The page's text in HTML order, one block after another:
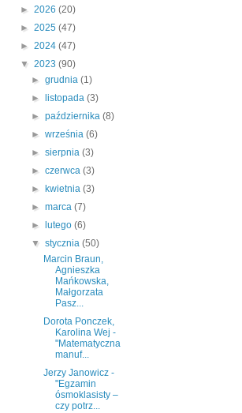
► 2026 (20)
► 2025 (47)
► 2024 (47)
▼ 2023 (90)
►grudnia(1)
►
listopada(3)
►października(8)
►września(6)
►sierpnia(3)
►czerwca(3)
►
kwietnia(3)
►marca(7)
►
lutego(6)
▼stycznia(50)
Marcin Braun,
Agnieszka
Mańkowska,
Małgorzata
Pasz...
Dorota Ponczek,
Karolina Wej -
"Matematyczna
manuf...
Jerzy Janowicz -
"Egzamin
ósmoklasisty ‒
czy potrz...